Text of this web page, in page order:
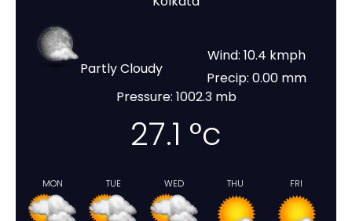
Partly Cloudy
Wind: 10.4 kmph
Precip: 0.00 mm
Pressure: 1002.3 mb
27.1 °c
MON TUE WED THU FRI